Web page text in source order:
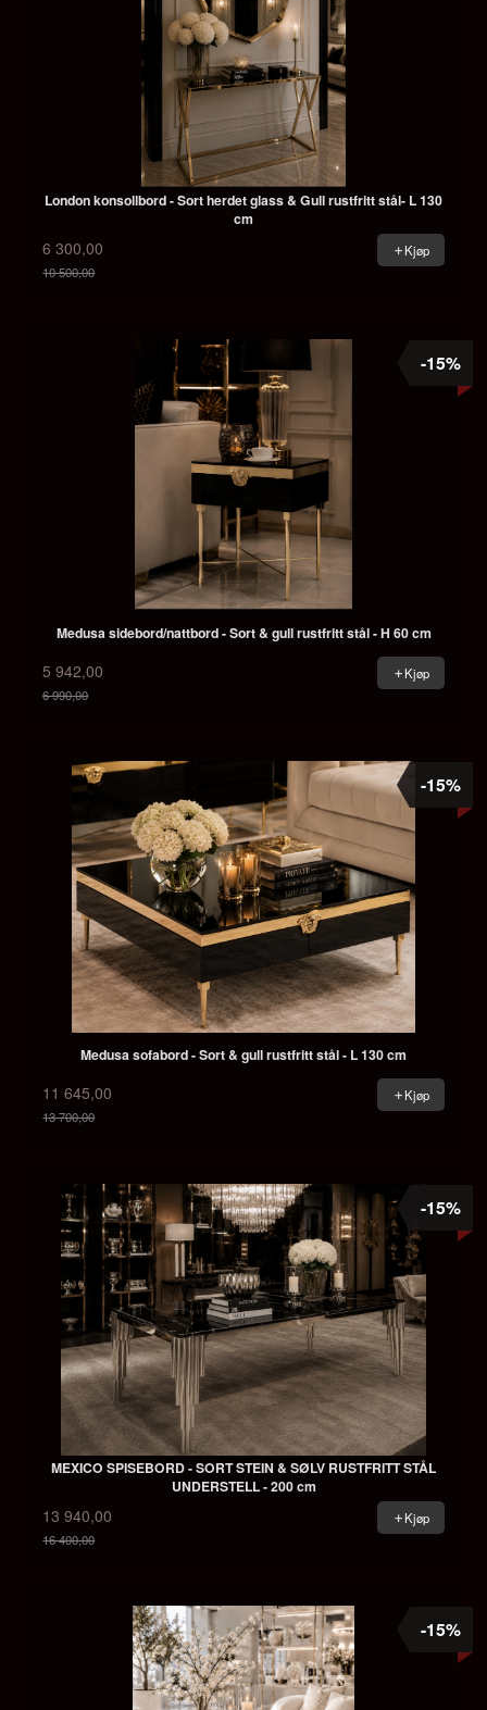
London konsollbord - Sort herdet glass & Gull rustfritt stål- L 130
cm
6 300,00
10 500,00
Kjøp
Medusa sidebord/nattbord - Sort & gull rustfritt stål - H 60 cm
5 942,00
6 990,00
-15%
Kjøp
Medusa sofabord - Sort & gull rustfritt stål - L 130 cm
11 645,00
13 700,00
-15%
Kjøp
MEXICO SPISEBORD - SORT STEIN & SØLV RUSTFRITT STÅL
UNDERSTELL - 200 cm
13 940,00
16 400,00
-15%
Kjøp
-15%